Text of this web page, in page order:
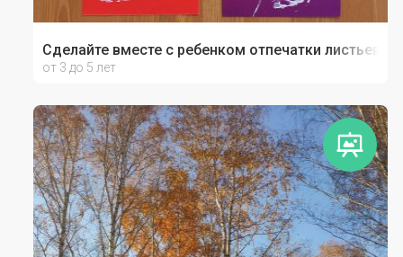
Сделайте вместе с ребенком отпечатки листьев
от 3 до 5 лет